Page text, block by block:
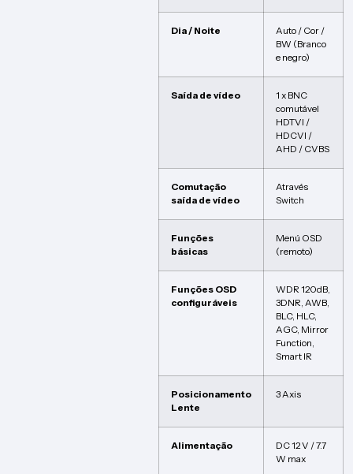
Dia / Noite
Auto / Cor /
BW (Branco
e negro)
Saída de vídeo
1 x BNC
comutável
HDTVI /
HDCVI /
AHD / CVBS
Comutação
saída de vídeo
Através
Switch
Funções
básicas
Menú OSD
(remoto)
Funções OSD
configuráveis
WDR 120dB,
3DNR, AWB,
BLC, HLC,
AGC, Mirror
Function,
Smart IR
Posicionamento
Lente
3 Axis
Alimentação
DC 12 V / 7.7
W max